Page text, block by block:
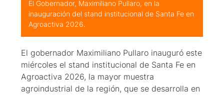
El Gobernador, Maximiliano Pullaro, en la
inauguración del stand institucional de Santa Fe en
Agroactiva 2026.
El gobernador Maximiliano Pullaro inauguró este
miércoles el stand institucional de Santa Fe en
Agroactiva 2026, la mayor muestra
agroindustrial de la región, que se desarrolla en